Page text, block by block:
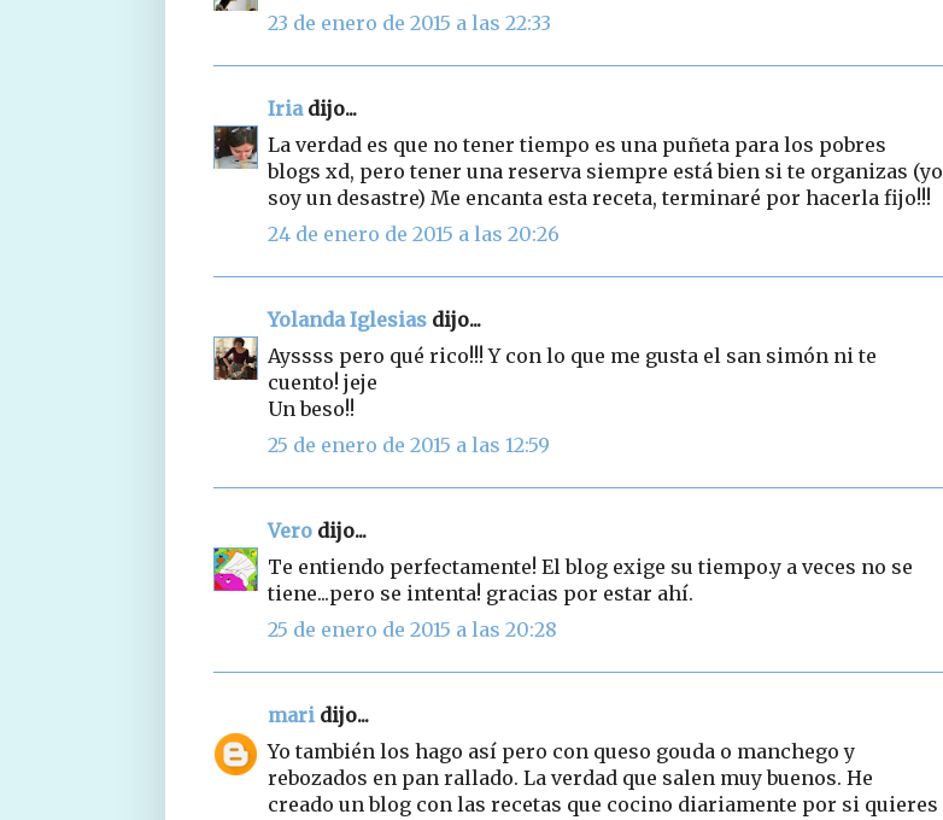
23 de enero de 2015 a las 22:33
Iriadijo...
La verdad es que no tener tiempo es una puñeta para los pobres
blogs xd, pero tener una reserva siempre está bien si te organizas (yo
soy un desastre) Me encanta esta receta, terminaré por hacerla fijo!!!
24 de enero de 2015 a las 20:26
Yolanda Iglesias dijo...
Ayssss pero qué rico!!! Y con lo que me gusta el san simón ni te
cuento! jeje
Un beso!!
25 de enero de 2015 a las 12:59
Vero dijo...
Te entiendo perfectamente! El blog exige su tiempo.y a veces no se
tiene...pero se intenta! gracias por estar ahí.
25 de enero de 2015 a las 20:28
mari dijo...
Yo también los hago así pero con queso gouda o manchego y
rebozados en pan rallado. La verdad que salen muy buenos. He
creado un blog con las recetas que cocino diariamente por si quieres